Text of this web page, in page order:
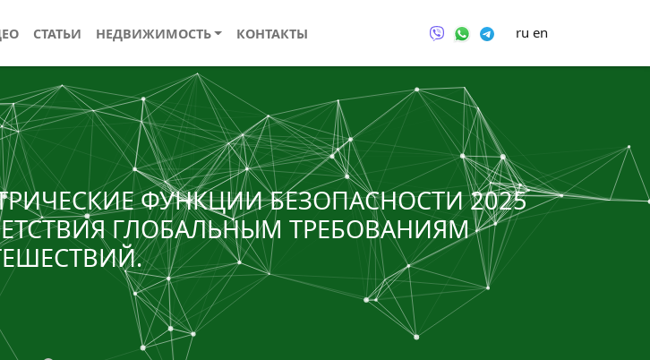
СТАТЬИ НЕДВИЖИМОСТЬ КОНТАКТЫ ru en
ФУНКЦИИ БЕЗОПАСНОСТИ 2025
ГЛОБАЛЬНЫМ ТРЕБОВАНИЯМ